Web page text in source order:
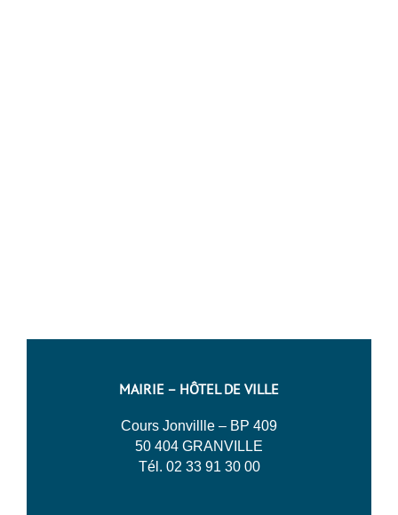
MAIRIE – HÔTEL DE VILLE
Cours Jonvillle – BP 409
50 404 GRANVILLE
Tél. 02 33 91 30 00